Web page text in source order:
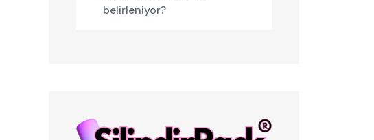
belirleniyor?